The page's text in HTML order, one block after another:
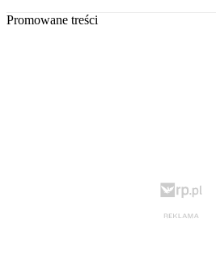
Promowane treści